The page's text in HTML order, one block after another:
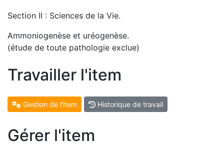
Section II : Sciences de la Vie.
Ammoniogenèse et uréogenèse.
(étude de toute pathologie exclue)
Travailler l'item
Gestion de l'item Historique de travail
Gérer l'item